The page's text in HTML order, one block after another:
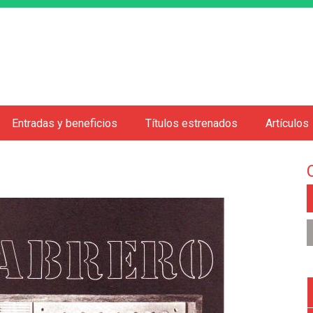
Entradas y beneficios Títulos estrenados Artículos